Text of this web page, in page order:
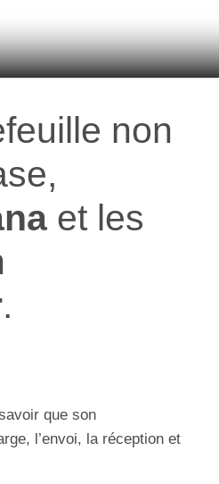
non
et les
.
que son
l’envoi, la réception et